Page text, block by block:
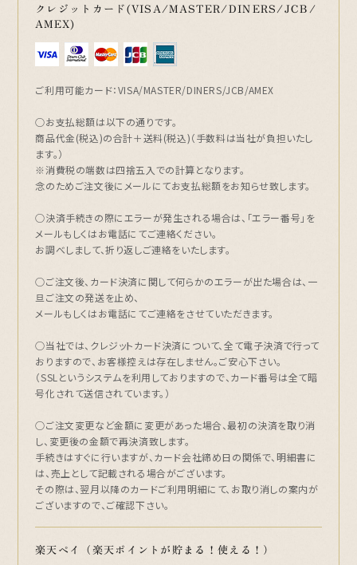
クレジットカード(VISA/MASTER/DINERS/JCB/
AMEX)
ご利用可能カード：VISA/MASTER/DINERS/JCB/AMEX
○お支払総額は以下の通りです。
商品代金(税込)の合計＋送料(税込)（手数料は当社が負担いたし
ます。）
※消費税の端数は四捨五入での計算となります。
念のためご注文後にメールにてお支払総額をお知らせ致します。
○決済手続きの際にエラーが発生される場合は、「エラー番号」を
メールもしくはお電話にてご連絡ください。
お調べしまして、折り返しご連絡をいたします。
○ご注文後、カード決済に関して何らかのエラーが出た場合は、一
旦ご注文の発送を止め、
メールもしくはお電話にてご連絡をさせていただきます。
○当社では、クレジットカード決済について、全て電子決済で行って
おりますので、お客様控えは存在しません。ご安心下さい。
（SSLというシステムを利用しておりますので、カード番号は全て暗
号化されて送信されています。）
○ご注文変更など金額に変更があった場合、最初の決済を取り消
し、変更後の金額で再決済致します。
手続きはすぐに行いますが、カード会社締め日の関係で、明細書に
は、売上として記載される場合がございます。
その際は、翌月以降のカードご利用明細にて、お取り消しの案内が
ございますので、ご確認下さい。
楽天ペイ（楽天ポイントが貯まる！使える！）